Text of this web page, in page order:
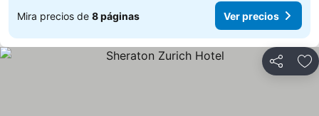
Mira precios de 8 páginas Ver precios
Compartir